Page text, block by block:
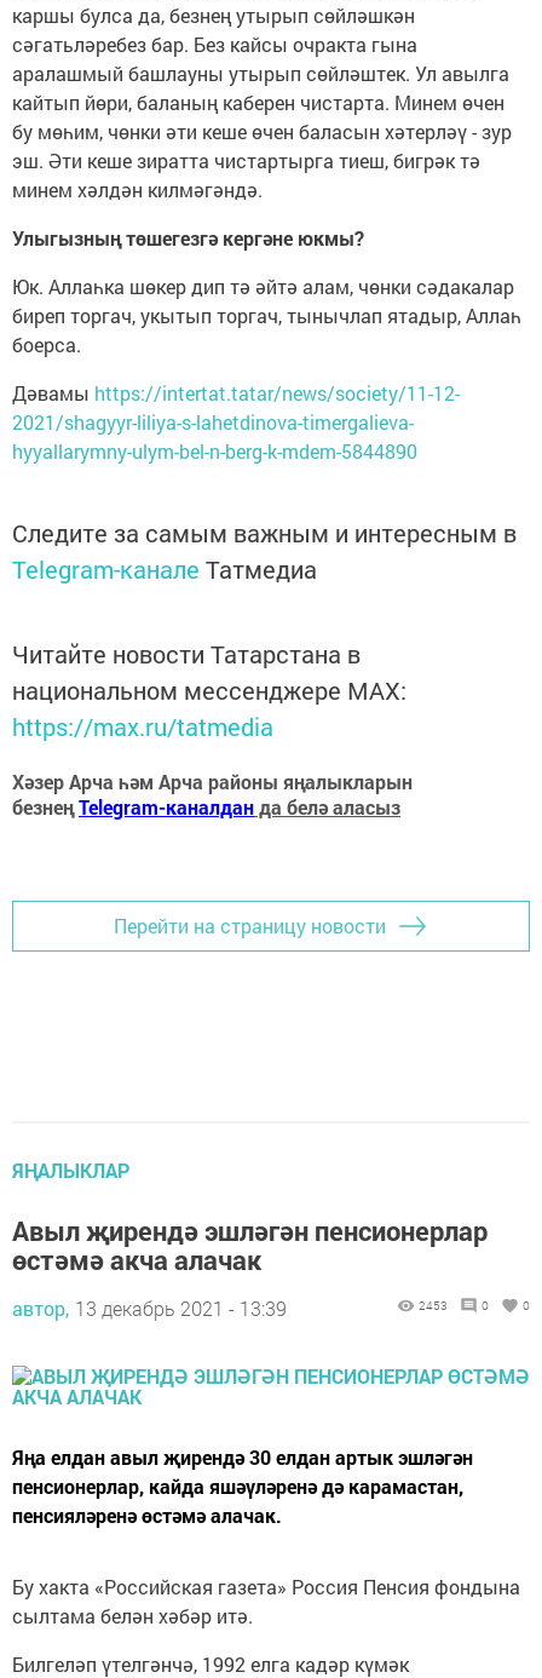
каршы булса да, безнең утырып сөйләшкән
сәгатьләребез бар. Без кайсы очракта гына
аралашмый башлауны утырып сөйләштек. Ул авылга
кайтып йөри, баланың каберен чистарта. Минем өчен
бу мөһим, чөнки әти кеше өчен баласын хәтерләү - зур
эш. Әти кеше зиратта чистартырга тиеш, бигрәк тә
минем хәлдән килмәгәндә.
Улыгызның төшегезгә кергәне юкмы?
Юк. Аллаһка шөкер дип тә әйтә алам, чөнки сәдакалар
биреп торгач, укытып торгач, тынычлап ятадыр, Аллаһ
боерса.
Дәвамы https://intertat.tatar/news/society/11-12-
2021/shagyyr-liliya-s-lahetdinova-timergalieva-
hyyallarymny-ulym-bel-n-berg-k-mdem-5844890
Следите за самым важным и интересным в
Telegram-канале Татмедиа
Читайте новости Татарстана в
национальном мессенджере MАХ:
https://max.ru/tatmedia
Хәзер Арча һәм Арча районы яңалыкларын
безнеңTelegram-каналданда белә аласыз
Перейти на страницу новости
ЯҢАЛЫКЛАР
Авыл җирендә эшләгән пенсионерлар
өстәмә акча алачак
автор, 13 декабрь 2021 - 13:39 2453 0 0
Яңа елдан авыл җирендә 30 елдан артык эшләгән
пенсионерлар, кайда яшәүләренә дә карамастан,
пенсияләренә өстәмә алачак.
Бу хакта «Российская газета» Россия Пенсия фондына
сылтама белән хәбәр итә.
Билгеләп үтелгәнчә, 1992 елга кадәр күмәк